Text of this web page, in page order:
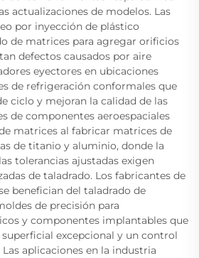
actualizaciones de modelos. Las
por inyección de plástico
de matrices para agregar orificios
defectos causados por aire
eyectores en ubicaciones
de refrigeración conformales que
ciclo y mejoran la calidad de las
de componentes aeroespaciales
matrices al fabricar matrices de
de titanio y aluminio, donde la
tolerancias ajustadas exigen
de taladrado. Los fabricantes de
benefician del taladrado de
de precisión para
y componentes implantables que
excepcional y un control
aplicaciones en la industria